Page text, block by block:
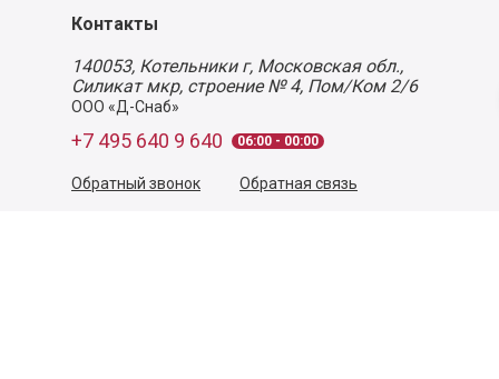
Контакты
140053, Котельники г, Московская обл.,
Силикат мкр, строение № 4, Пом/Ком 2/6
ООО «Д-Снаб»
+7 495 640 9 640 06:00 - 00:00
Обратный звонок Обратная связь